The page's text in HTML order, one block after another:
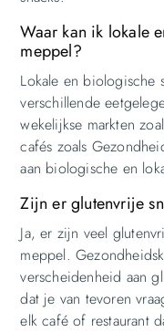
Waar kan ik lokale
meppel?
Lokale en biologische
verschillende
wekelijkse markten
cafés zoals
aan biologische en
Zijn er glutenvrije
Ja, er zijn veel
meppel.
verscheidenheid aan
dat je van tevoren
elk café of restaurant